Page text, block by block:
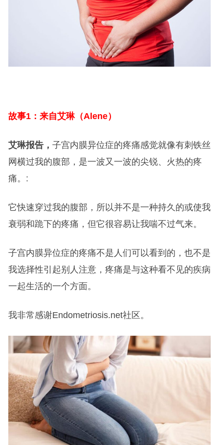
故事1：来自艾琳（Alene）
艾琳报告， 子宫内膜异位症的疼痛感觉就像有刺铁丝
网横过我的腹部，是一波又一波的尖锐、火热的疼
痛。:
它快速穿过我的腹部，所以并不是一种持久的或使我
衰弱和跪下的疼痛，但它很容易让我喘不过气来。
子宫内膜异位症的疼痛不是人们可以看到的，也不是
我选择性引起别人注意，疼痛是与这种看不见的疾病
一起生活的一个方面。
我非常感谢Endometriosis.net社区。